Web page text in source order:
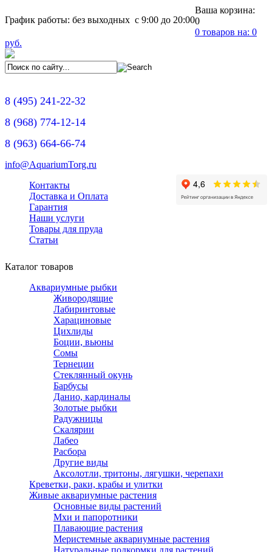
График работы: без выходных с 9:00 до 20:00
Ваша корзина:
0
0 товаров на: 0
руб.
8 (495) 241-22-32
8 (968) 774-12-14
8 (963) 664-66-74
info@AquariumTorg.ru
Контакты
Доставка и Оплата
Гарантия
Наши услуги
Товары для пруда
Статьи
Каталог товаров
Аквариумные рыбки
Живородящие
Лабиринтовые
Харациновые
Цихлиды
Боции, вьюны
Сомы
Тернеции
Стеклянный окунь
Барбусы
Данио, кардиналы
Золотые рыбки
Радужницы
Скалярии
Лабео
Расбора
Другие виды
Аксолотли, тритоны, лягушки, черепахи
Креветки, раки, крабы и улитки
Живые аквариумные растения
Основные виды растений
Мхи и папоротники
Плавающие растения
Меристемные аквариумные растения
Натуральные подкормки для растений